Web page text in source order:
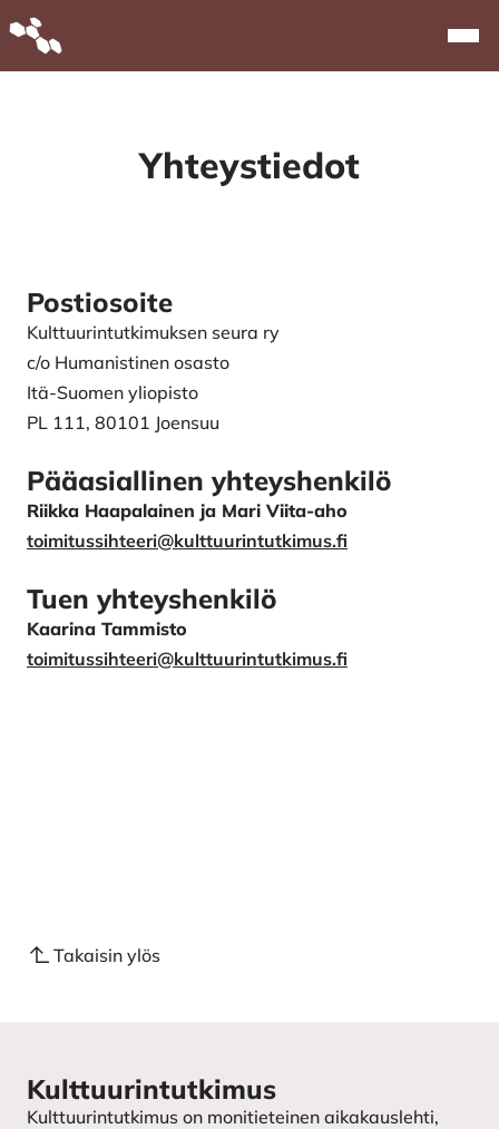
Alkuun
Yhteystiedot
Postiosoite
Kulttuurintutkimuksen seura ry
c/o Humanistinen osasto
Itä-Suomen yliopisto
PL 111, 80101 Joensuu
Pääasiallinen yhteyshenkilö
Riikka Haapalainen ja Mari Viita-aho
toimitussihteeri@kulttuurintutkimus.fi
Tuen yhteyshenkilö
Kaarina Tammisto
toimitussihteeri@kulttuurintutkimus.fi
Takaisin ylös
Kulttuurintutkimus
Kulttuurintutkimus on monitieteinen aikakauslehti,